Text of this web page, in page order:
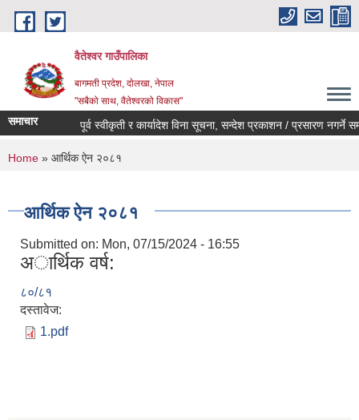
Skip to main content
वैतेश्वर गाउँपालिका
बागमती प्रदेश, दाेलखा, नेपाल
"सबैको साथ, वैतेश्वरको विकास"
समाचार पूर्व स्वीकृती र कार्यादेश विना सूचना, सन्देश प्रकाशन / प्रसारण नगर्ने
You are here
Home » आर्थिक ऐन २०८१
आर्थिक ऐन २०८१
Submitted on: Mon, 07/15/2024 - 16:55
अार्थिक वर्ष:
८०/८१
दस्तावेज:
1.pdf